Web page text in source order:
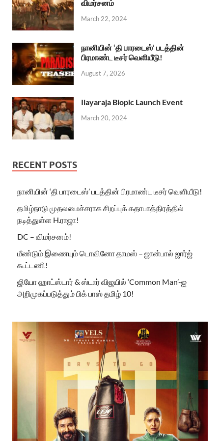
விமர்சனம்
March 22, 2024
நானியின் ‘தி பாரடைஸ்’ படத்தின்
பிரமாண்ட டீசர் வெளியீடு!
August 7, 2026
Ilayaraja Biopic Launch Event
March 20, 2024
RECENT POSTS
நானியின் ‘தி பாரடைஸ்’ படத்தின் பிரமாண்ட டீசர் வெளியீடு!
தமிழ்நாடு முதலமைச்சராக சிறப்புக் கதாபாத்திரத்தில்
நடித்துள்ள H.ராஜா!
DC – விமர்சனம்!
மீண்டும் இணையும் டொவினோ தாமஸ் – ஜான்பால் ஜார்ஜ்
கூட்டணி!
ஜியோ ஹாட்ஸ்டார் & ஸ்டார் விஜயில் ‘Common Man’-ஐ
அறிமுகப்படுத்தும் பிக் பாஸ் தமிழ் 10!